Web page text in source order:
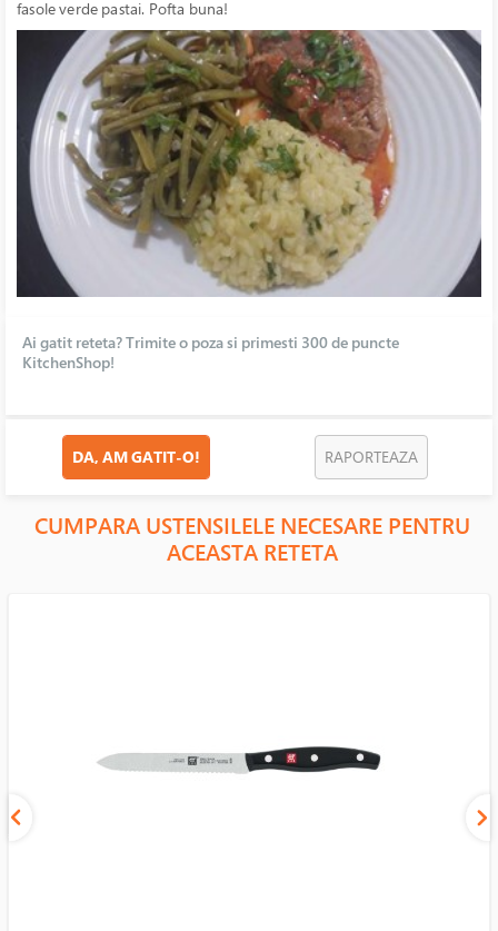
fasole verde pastai. Pofta buna!
Ai gatit reteta? Trimite o poza si primesti 300 de puncte
KitchenShop!
DA, AM GATIT-O! RAPORTEAZA
CUMPARA USTENSILELE NECESARE PENTRU
ACEASTA RETETA